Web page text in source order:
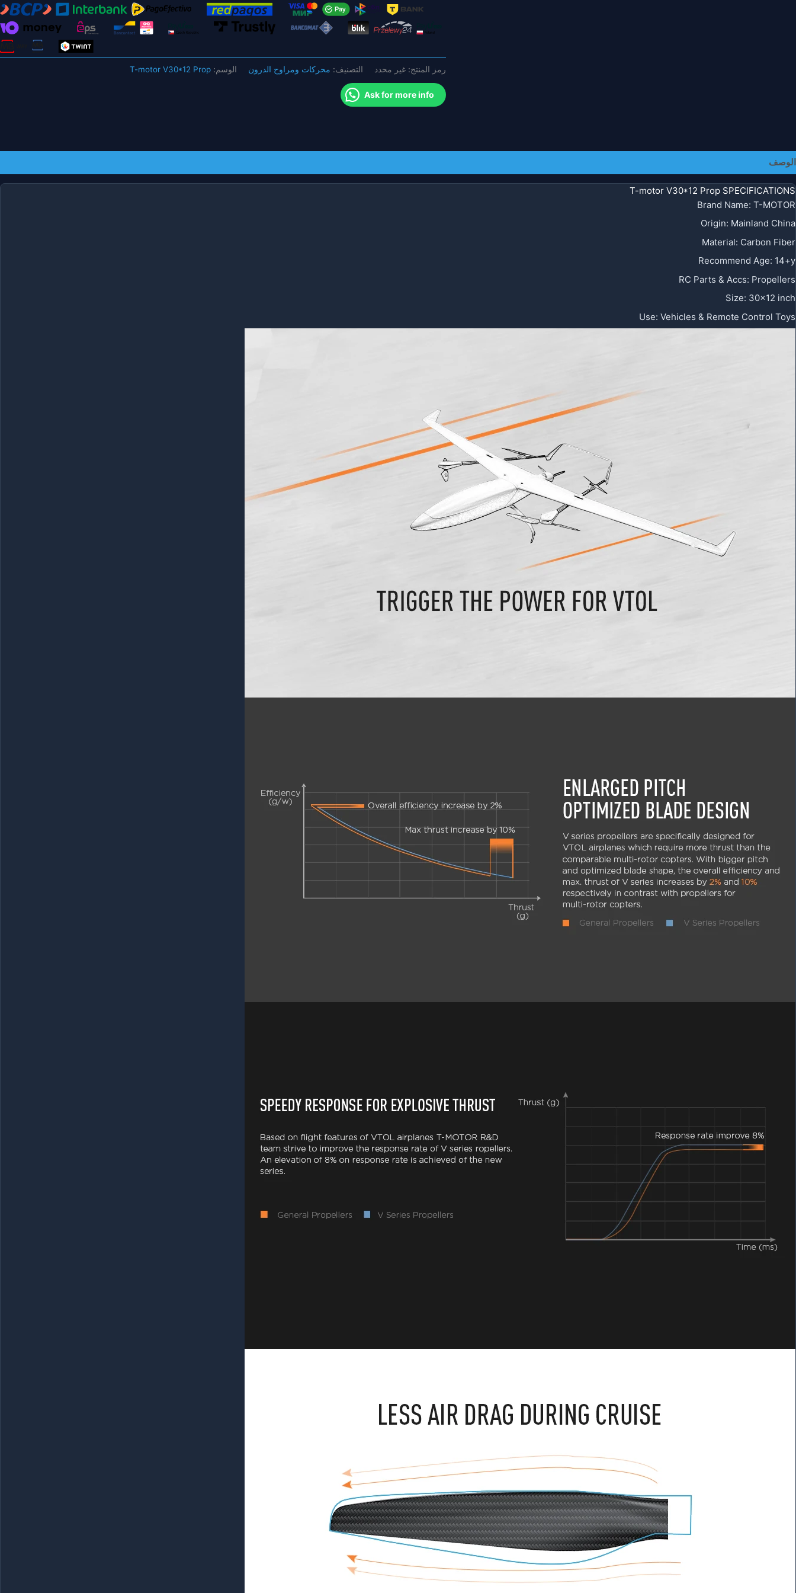
V34x13.6
بوصة
الكربون
لطائرة
رمز المنتج:غير محدد التصنيف: محركات ومراوح الدرون الوسم:T-motor V30*12 Prop
Ask for more info
الوصف
T-motor V30*12 Prop SPECIFICATIONS
Brand Name: T-MOTOR
Origin: Mainland China
Material: Carbon Fiber
Recommend Age: 14+y
RC Parts & Accs: Propellers
Size: 30×12 inch
Use: Vehicles & Remote Control Toys